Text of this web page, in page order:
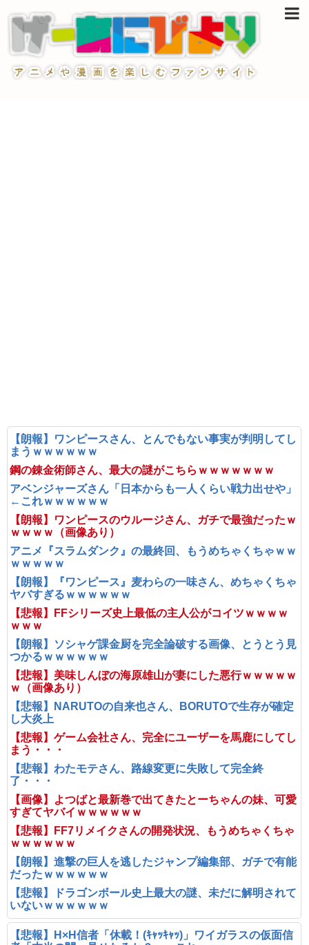
【朗報】ワンピースさん、とんでもない事実が判明してし
まうｗｗｗｗｗｗ
鋼の錬金術師さん、最大の謎がこちらｗｗｗｗｗｗｗ
アベンジャーズさん「日本からも一人くらい戦力出せや」
←これｗｗｗｗｗｗ
【朗報】ワンピースのウルージさん、ガチで最強だったｗ
ｗｗｗｗ（画像あり）
アニメ『スラムダンク』の最終回、もうめちゃくちゃｗｗ
ｗｗｗｗｗ
【朗報】『ワンピース』麦わらの一味さん、めちゃくちゃ
ヤバすぎるｗｗｗｗｗｗ
【悲報】FFシリーズ史上最低の主人公がコイツｗｗｗｗ
ｗｗｗ
【朗報】ソシャゲ課金厨を完全論破する画像、とうとう見
つかるｗｗｗｗｗｗ
【悲報】美味しんぼの海原雄山が妻にした悪行ｗｗｗｗｗ
ｗ（画像あり）
【悲報】NARUTOの自来也さん、BORUTOで生存が確定
し大炎上
【悲報】ゲーム会社さん、完全にユーザーを馬鹿にしてし
まう・・・
【悲報】わたモテさん、路線変更に失敗して完全終
了・・・
【画像】よつばと最新巻で出てきたとーちゃんの妹、可愛
すぎてヤバイｗｗｗｗｗｗ
【悲報】FF7リメイクさんの開発状況、もうめちゃくちゃ
ｗｗｗｗｗｗ
【朗報】進撃の巨人を逃したジャンプ編集部、ガチで有能
だったｗｗｗｗｗｗ
【悲報】ドラゴンボール史上最大の謎、未だに解明されて
いないｗｗｗｗｗｗ
【悲報】H×H信者「休載！(ｷｬｯｷｬｯ)」ワイガラスの仮面信